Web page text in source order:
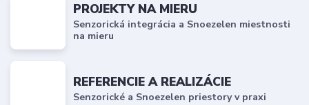
PROJEKTY NA MIERU
Senzorická integrácia a Snoezelen miestnosti
na mieru
REFERENCIE A REALIZÁCIE
Senzorické a Snoezelen priestory v praxi